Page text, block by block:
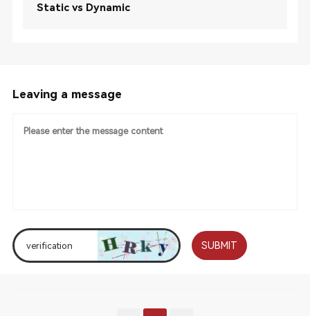
Static vs Dynamic
Leaving a message
SUBMIT